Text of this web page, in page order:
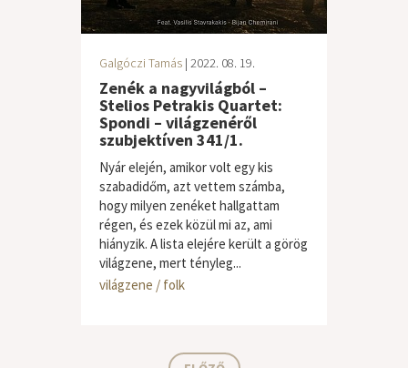
Galgóczi Tamás | 2022. 08. 19.
Zenék a nagyvilágból –
Stelios Petrakis Quartet:
Spondi – világzenéről
szubjektíven 341/1.
Nyár elején, amikor volt egy kis
szabadidőm, azt vettem számba,
hogy milyen zenéket hallgattam
régen, és ezek közül mi az, ami
hiányzik. A lista elejére került a görög
világzene, mert tényleg...
világzene / folk